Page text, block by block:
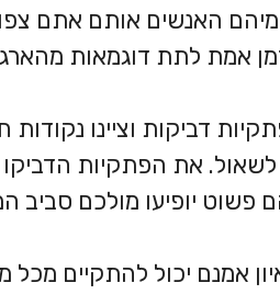
האנשים אותם אתם
אמת לתת דוגמאות
דביקות וציינו
את הפתקיות
יופיעו מולכם סביב
אמנם יכול להתקיים